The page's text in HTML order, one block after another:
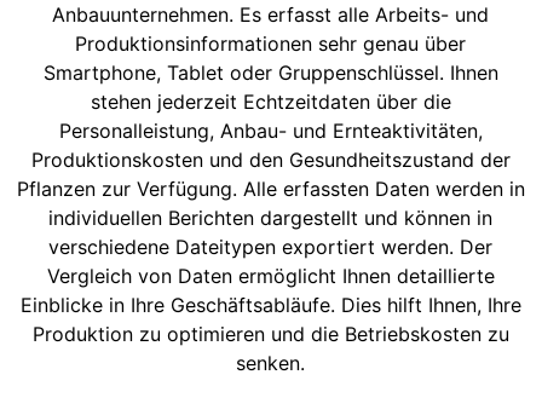
Anbauunternehmen. Es erfasst alle Arbeits- und
Produktionsinformationen sehr genau über
Smartphone, Tablet oder Gruppenschlüssel. Ihnen
stehen jederzeit Echtzeitdaten über die
Personalleistung, Anbau- und Ernteaktivitäten,
Produktionskosten und den Gesundheitszustand der
Pflanzen zur Verfügung. Alle erfassten Daten werden in
individuellen Berichten dargestellt und können in
verschiedene Dateitypen exportiert werden. Der
Vergleich von Daten ermöglicht Ihnen detaillierte
Einblicke in Ihre Geschäftsabläufe. Dies hilft Ihnen, Ihre
Produktion zu optimieren und die Betriebskosten zu
senken.